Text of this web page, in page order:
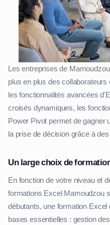
Les entreprises de
plus en plus des
les fonctionnalités avancées
croisés dynamiques, les
Power Pivot permet de gagner
la prise de décision grâce à
Un large choix de
En fonction de votre niveau et
formations Excel Mamoudzou
débutants, une formation
bases essentielles : gestion